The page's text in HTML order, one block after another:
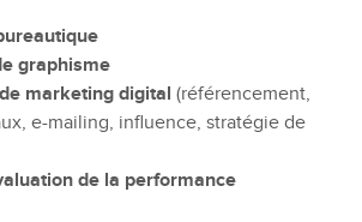
graphisme
marketing digital (référencement,
e-mailing, influence, stratégie de
de la performance